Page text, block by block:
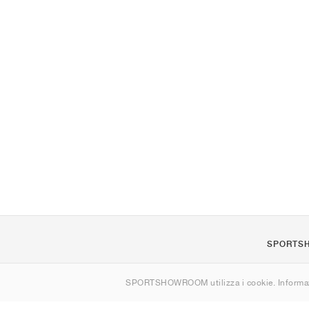
SPORTSHOWROOM utilizza i cookie.Contatti